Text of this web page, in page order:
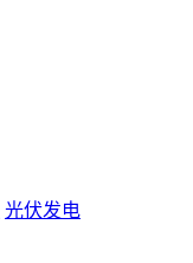
光伏发电